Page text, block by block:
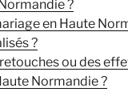
?
en Haute
?
ou des
Normandie ?